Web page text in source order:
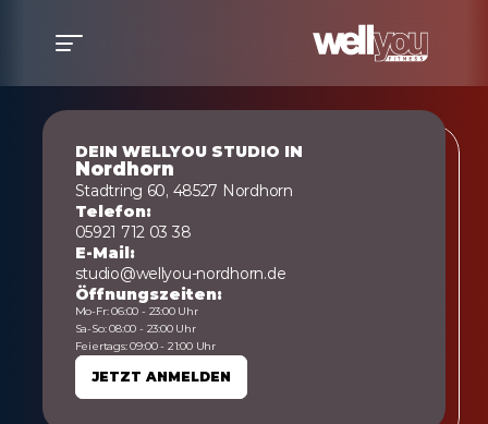
DEIN WELLYOU STUDIO IN
Nordhorn
Stadtring 60, 48527 Nordhorn
Telefon:
05921 712 03 38
E-Mail:
studio@wellyou-nordhorn.de
Öffnungszeiten:
Mo-Fr: 06:00 - 23:00 Uhr
Sa-So: 08:00 - 23:00 Uhr
Feiertags: 09:00 - 21:00 Uhr
JETZT ANMELDEN
JETZT ANMELDEN